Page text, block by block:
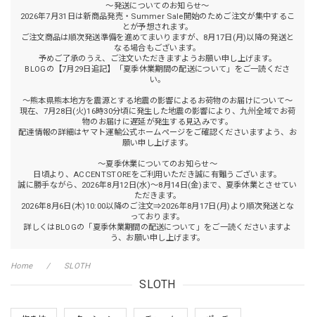
～発送についてのお知らせ～
2026年7月31日は新商品発売・Summer Sale開始のためご注文が集中するこ
とが予想されます。
ご注文商品は順次発送準備を進めてまいりますが、8月17日(月)以降の発送と
なる場合もございます。
予めご了承のうえ、ご注文いただきますようお願い申し上げます。
BLOGの【7月29日追記】「夏季休業期間の配送について」をご一読くださ
い。
～熊本県熊本地方を震源とする地震の影響によるお荷物のお届けについて～
現在、7月28日(火)16時30分頃に発生した地震の影響により、九州全域でお荷
物のお届けに遅延が発生する見込みです。
配達情報の詳細はヤマト運輸公式ホームページをご確認くださいますよう、お
願い申し上げます。
～夏季休業についてのお知らせ～
日頃より、ACCENTSTOREをご利用いただき誠に有難うございます。
誠に勝手ながら、2026年8月12日(水)～8月14日(金)まで、夏季休業とさせてい
ただきます。
2026年8月6日(木)10:00以降のご注文⇒2026年8月17日(月)より順次発送とな
っております。
詳しくはBLOGの「夏季休業期間の配送について」をご一読くださいますよ
う、お願い申し上げます。
Home SLOTH
SLOTH